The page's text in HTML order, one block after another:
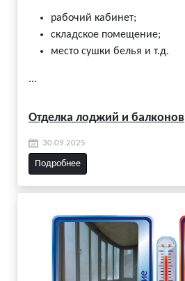
рабочий кабинет;
складское помещение;
место сушки белья и т.д.
...
Отделка лоджий и балконов
30.09.2025
Подробнее